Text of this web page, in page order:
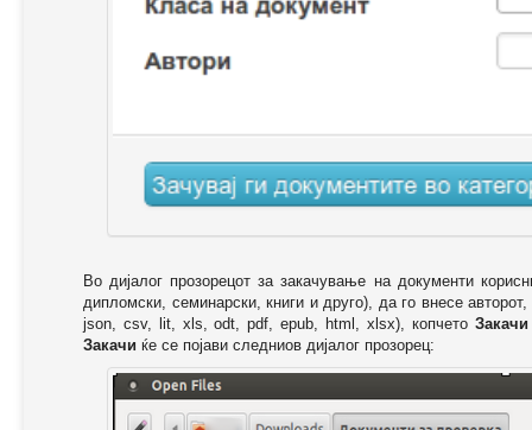
Во дијалог прозорецот за закачување на документи
дипломски, семинарски, книги и друго), да го внесе
json, csv, lit, xls, odt, pdf, epub, html, xlsx), копчето Закачи
Закачи ќе се појави следниов дијалог прозорец: